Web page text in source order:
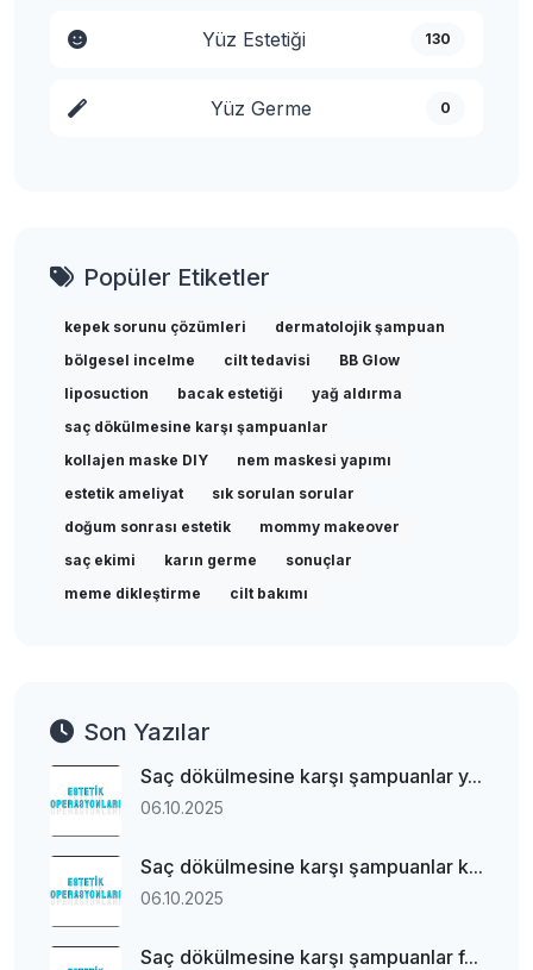
Yüz Estetiği 130
Yüz Germe 0
Popüler Etiketler
kepek sorunu çözümleri
dermatolojik şampuan
bölgesel incelme
cilt tedavisi
BB Glow
liposuction
bacak estetiği
yağ aldırma
saç dökülmesine karşı şampuanlar
kollajen maske DIY
nem maskesi yapımı
estetik ameliyat
sık sorulan sorular
doğum sonrası estetik
mommy makeover
saç ekimi
karın germe
sonuçlar
meme dikleştirme
cilt bakımı
Son Yazılar
Saç dökülmesine karşı şampuanlar y...
06.10.2025
Saç dökülmesine karşı şampuanlar k...
06.10.2025
Saç dökülmesine karşı şampuanlar f...